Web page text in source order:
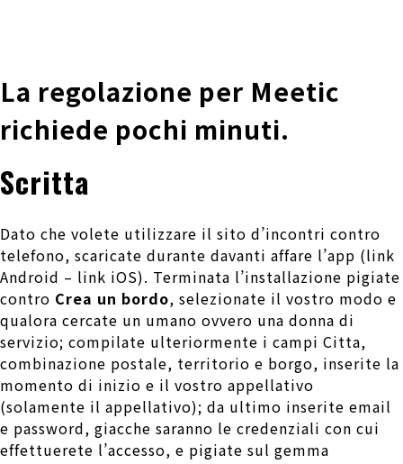
La regolazione per Meetic
richiede pochi minuti.
Scritta
Dato che volete utilizzare il sito d’incontri contro
telefono, scaricate durante davanti affare l’app (link
Android – link iOS). Terminata l’installazione pigiate
contro Crea un bordo, selezionate il vostro modo e
qualora cercate un umano ovvero una donna di
servizio; compilate ulteriormente i campi Citta,
combinazione postale, territorio e borgo, inserite la
momento di inizio e il vostro appellativo
(solamente il appellativo); da ultimo inserite email
e password, giacche saranno le credenziali con cui
effettuerete l’accesso, e pigiate sul gemma